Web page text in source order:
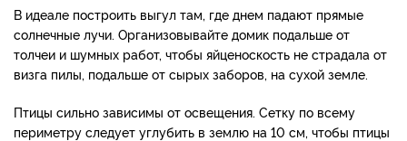
В идеале построить выгул там, где днем падают прямые
солнечные лучи. Организовывайте домик подальше от
толчеи и шумных работ, чтобы яйценоскость не страдала от
визга пилы, подальше от сырых заборов, на сухой земле.
Птицы сильно зависимы от освещения. Сетку по всему
периметру следует углубить в землю на 10 см, чтобы птицы